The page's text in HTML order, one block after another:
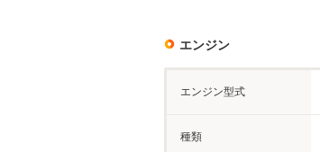
エンジン
エンジン型式
種類